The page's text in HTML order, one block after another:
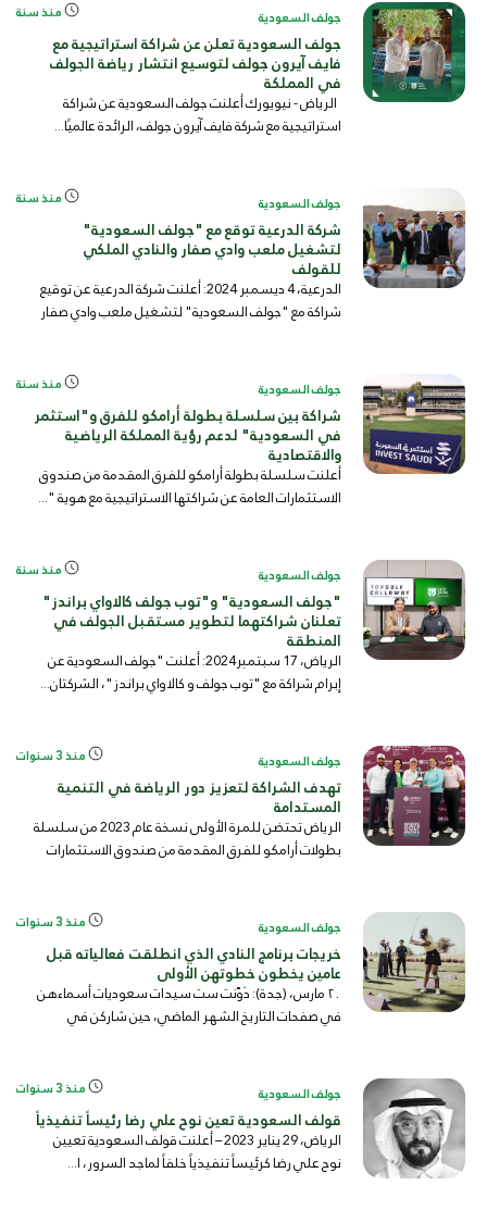
جولف السعودية منذ سنة
جولف السعودية تعلن عن شراكة استراتيجية مع
فايف آيرون جولف لتوسيع انتشار رياضة الجولف
في المملكة
الرياض - نيويورك أعلنت جولف السعودية عن شراكة
استراتيجية مع شركة فايف آيرون جولف، الرائدة عالميًا...
جولف السعودية منذ سنة
شركة الدرعية توقع مع "جولف السعودية"
لتشغيل ملعب وادي صفار والنادي الملكي
للقولف
الدرعية، 4 ديسمبر 2024: أعلنت شركة الدرعية عن توقيع
شراكة مع "جولف السعودية" لتشغيل ملعب وادي صفار
جولف السعودية منذ سنة
شراكة بين سلسلة بطولة أرامكو للفرق و"استثمر
في السعودية" لدعم رؤية المملكة الرياضية
والاقتصادية
أعلنت سلسلة بطولة أرامكو للفرق المقدمة من صندوق
الاستثمارات العامة عن شراكتها الاستراتيجية مع هوية "...
جولف السعودية منذ سنة
"جولف السعودية" و"توب جولف كالاواي براندز"
تعلنان شراكتهما لتطوير مستقبل الجولف في
المنطقة
الرياض، 17 سبتمبر2024: أعلنت "جولف السعودية عن
إبرام شراكة مع "توب جولف و كالاواي براندز"، الشركتان...
جولف السعودية منذ 3 سنوات
تهدف الشراكة لتعزيز دور الرياضة في التنمية
المستدامة
الرياض تحتضن للمرة الأولى نسخة عام 2023 من سلسلة
بطولات أرامكو للفرق المقدمة من صندوق الاستثمارات
جولف السعودية منذ 3 سنوات
خريجات برنامج النادي الذي انطلقت فعالياته قبل
عامين يخطون خطوتهن الأولى
٢٠ مارس، (جدة): دَوّنت ست سيدات سعوديات أسماءهن
في صفحات التاريخ الشهر الماضي، حين شاركن في
جولف السعودية منذ 3 سنوات
قولف السعودية تعين نوح علي رضا رئيساً تنفيذياً
الرياض، 29 يناير 2023 – أعلنت قولف السعودية تعيين
نوح علي رضا كرئيساً تنفيذياً خلفاً لماجد السرور، ا...